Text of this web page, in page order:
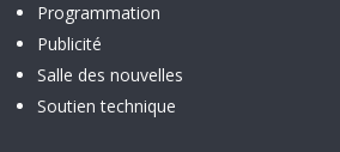
Programmation
Publicité
Salle des nouvelles
Soutien technique